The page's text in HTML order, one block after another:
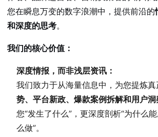
您在瞬息万变的数字浪潮中，提供前沿的
和深度的思考。
我们的核心价值：
深度情报，而非浅层资讯：
我们致力于从海量信息中，为您提炼
势、平台新政、爆款案例拆解和用户洞
您“发生了什么”，更深度剖析“为什么
么做”。